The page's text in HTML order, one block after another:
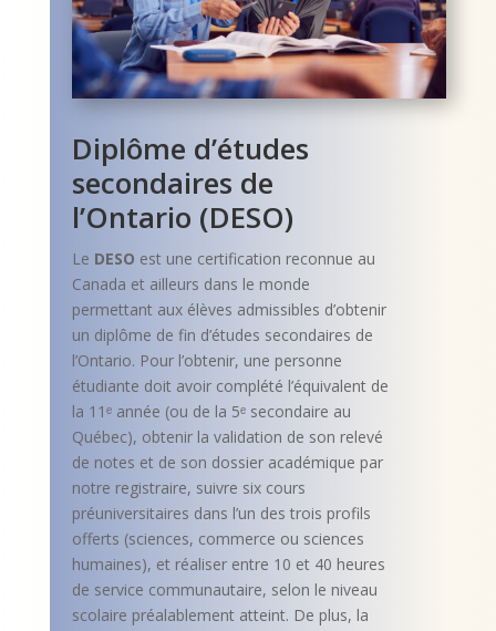
Diplôme d’études
secondaires de
l’Ontario (DESO)
Le DESO est une certification reconnue au
Canada et ailleurs dans le monde
permettant aux élèves admissibles d’obtenir
un diplôme de fin d’études secondaires de
l’Ontario. Pour l’obtenir, une personne
étudiante doit avoir complété l’équivalent de
la 11ᵉ année (ou de la 5ᵉ secondaire au
Québec), obtenir la validation de son relevé
de notes et de son dossier académique par
notre registraire, suivre six cours
préuniversitaires dans l’un des trois profils
offerts (sciences, commerce ou sciences
humaines), et réaliser entre 10 et 40 heures
de service communautaire, selon le niveau
scolaire préalablement atteint. De plus, la